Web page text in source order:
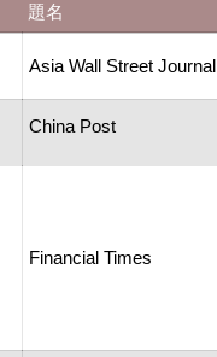
題名
Asia Wall Street Journal
China Post
Financial Times